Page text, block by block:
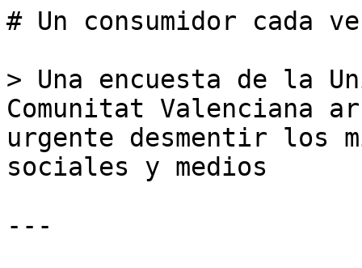
# Un consumidor cada
> Una encuesta de la
Comunitat Valenciana
urgente desmentir los
sociales y medios
---